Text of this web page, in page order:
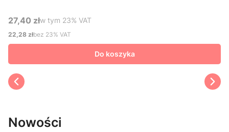
Cena brutto
27,40 złw tym %s VAT
w tym 23% VAT
Cena netto
22,28 złbez 23% VAT
Do koszyka
Nowości